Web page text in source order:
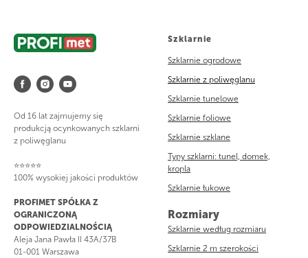
Od 16 lat zajmujemy się
produkcją ocynkowanych szklarni
z poliwęglanu
⭐⭐⭐⭐⭐
100% wysokiej jakości produktów
PROFIMET SPÓŁKA Z
OGRANICZONĄ
ODPOWIEDZIALNOŚCIĄ
Aleja Jana Pawła II 43A/37B
01-001 Warszawa
Szklarnie
Szklarnie ogrodowe
Szklarnie z poliwęglanu
Szklarnie tunelowe
Szklarnie foliowe
Szklarnie szklane
Typy szklarni: tunel, domek,
kropla
Szklarnie łukowe
Rozmiary
Szklarnie według rozmiaru
Szklarnie 2 m szerokości